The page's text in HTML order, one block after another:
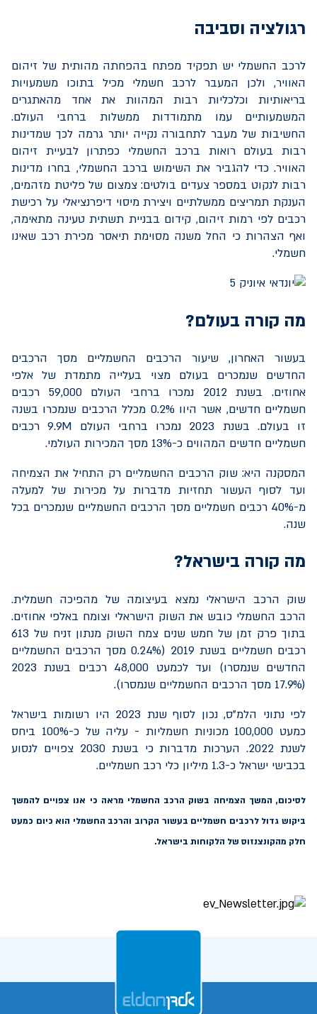
רגולציה וסביבה
לרכב החשמלי יש תפקיד מפתח בהפחתה מהותית של זיהום
האוויר, ולכן המעבר לרכב חשמלי מכיל בתוכו משמעויות
בריאותיות וכלכליות רבות המהוות את אחד מהאתגרים
המשמעותיים עמו מתמודדות ממשלות ברחבי העולם.
החשיבות של מעבר לתחבורה נקייה יותר גרמה לכך שמדינות
רבות בעולם רואות ברכב החשמלי כפתרון לבעיית זיהום
האוויר. כדי להגביר את השימוש ברכב החשמלי, בחרו מדינות
רבות לנקוט במספר צעדים בולטים: צמצום של פליטת מזהמים,
הענקת תמריצים ממשלתיים ויצירת מיסוי דיפרנציאלי על רכישת
רכבים לפי רמות זיהום, קידום בבניית תשתית טעינה מתאימה,
ואף הצהרות כי החל משנה מסוימת תיאסר מכירת רכב שאינו
חשמלי.
מה קורה בעולם?
בעשור האחרון, שיעור הרכבים החשמליים מסך הרכבים
החדשים שנמכרים בעולם מצוי בעלייה מתמדת של אלפי
אחוזים. בשנת 2012 נמכרו ברחבי העולם 59,000 רכבים
חשמליים חדשים, אשר היוו 0.2% מכלל הרכבים שנמכרו בשנה
זו בעולם. בשנת 2023 נמכרו ברחבי העולם
9.9Mרכבים
חשמליים חדשים המהווים כ-13% מסך המכירות העולמי.
המסקנה היא: שוק הרכבים החשמליים רק התחיל את הצמיחה
ועד לסוף העשור תחזיות מדברות על מכירות של למעלה
מ-40% רכבים חשמליים מסך הרכבים החשמליים שנמכרים בכל
שנה.
מה קורה בישראל?
שוק הרכב הישראלי נמצא בעיצומה של מהפיכה חשמלית.
הרכב החשמלי כובש את השוק הישראלי וצומח באלפי אחוזים.
בתוך פרק זמן של חמש שנים צמח השוק מנתון זניח של 613
רכבים חשמליים בשנת 2019 (0.24% מסך הרכבים החשמליים
החדשים שנמסרו) ועד לכמעט 48,000 רכבים בשנת 2023
(17.9% מסך הרכבים החשמליים שנמסרו).
לפי נתוני הלמ"ס, נכון לסוף שנת 2023 היו רשומות בישראל
כמעט 100,000 מכוניות חשמליות - עליה של כ-100% ביחס
לשנת 2022. הערכות מדברות כי בשנת 2030 צפויים לנסוע
בכבישי ישראל כ-1.3 מיליון כלי רכב חשמליים.
לסיכום, המשך הצמיחה בשוק הרכב החשמלי מראה כי אנו צפויים להמשך
ביקוש גדול לרכבים חשמליים בעשור הקרוב והרכב החשמלי הוא כיום כמעט
חלק מהקונצנזוס של הלקוחות בישראל.